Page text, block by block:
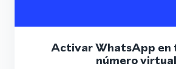
Activar WhatsApp en
número virtual